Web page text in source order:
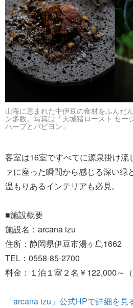
山海に恵まれた中伊豆の食材をふんだ
ン多数。写真は「天城猪ロースト セー
ハーブとパピヨン」
客室は16室ですべてに源泉掛け流
ァに座った瞬間から感じる深い緑
温もりあるインテリアも必見。
■施設概要
施設名：arcana izu
住所：静岡県伊豆市湯ヶ島1662
TEL：0558-85-2700
料金：１泊１室２名￥122,000～（
「arcana izu」公式HPで詳細を見